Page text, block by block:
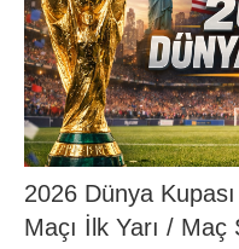
2026 Dünya
Maçı İlk Yarı / Maç